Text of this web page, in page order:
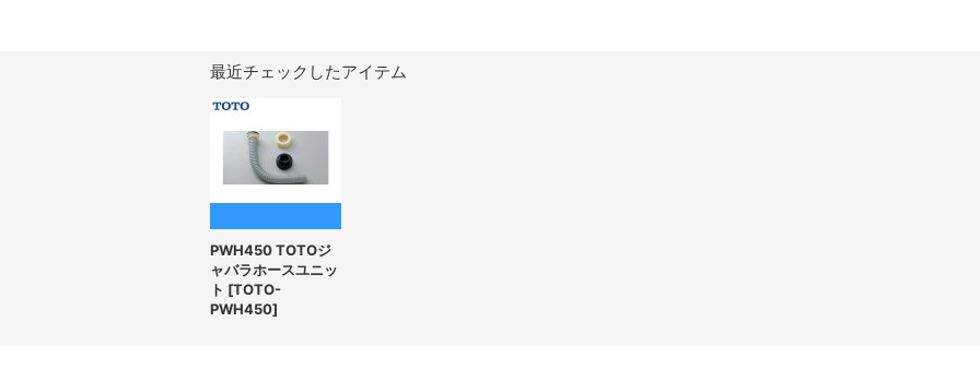
最近チェックしたアイテム
PWH450 TOTOジ
ャバラホースユニッ
ト [TOTO-
PWH450]